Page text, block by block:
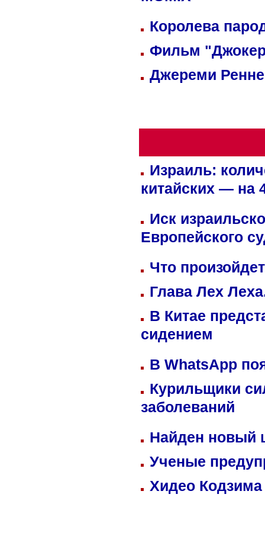
Королева
Фильм
Джереми
Израиль:
китайских — на
Иск
Европейского
Что
Глава Лех
В Китае
сидением
В WhatsApp
Курильщики
заболеваний
Найден
Ученые
Хидео